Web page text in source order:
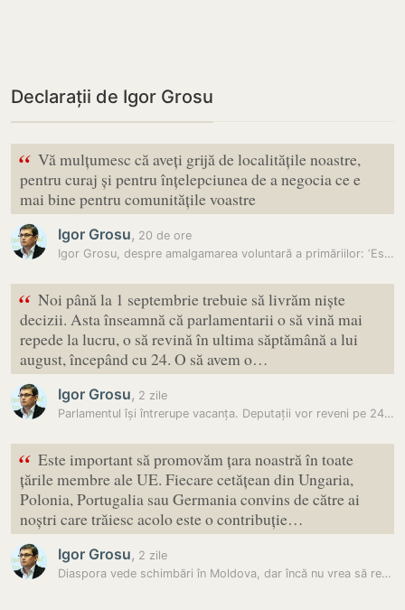
Declarații de Igor Grosu
“ Vă mulțumesc că aveți grijă de localitățile noastre,
pentru curaj și pentru înțelepciunea de a negocia ce e
mai bine pentru comunitățile voastre
Igor Grosu, 20 de ore
Igor Grosu, despre amalgamarea voluntară a primăriilor: ‘Este…
“ Noi până la 1 septembrie trebuie să livrăm niște
decizii. Asta înseamnă că parlamentarii o să vină mai
repede la lucru, o să revină în ultima săptămână a lui
august, începând cu 24. O să avem o…
Igor Grosu, 2 zile
Parlamentul își întrerupe vacanța. Deputații vor reveni pe 24 august…
“ Este important să promovăm țara noastră în toate
țările membre ale UE. Fiecare cetățean din Ungaria,
Polonia, Portugalia sau Germania convins de către ai
noștri care trăiesc acolo este o contribuție…
Igor Grosu, 2 zile
Diaspora vede schimbări în Moldova, dar încă nu vrea să revină în țară…